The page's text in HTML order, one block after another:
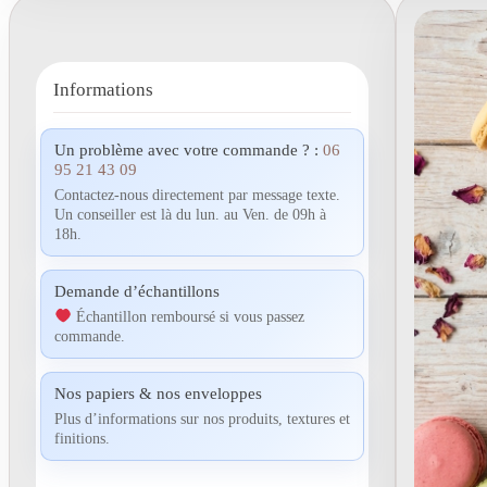
Informations
Un problème avec votre commande ? : 06
95 21 43 09
Contactez-nous directement par message texte.
Un conseiller est là du lun. au Ven. de 09h à
18h.
Demande d’échantillons
Échantillon remboursé si vous passez
commande.
Nos papiers & nos enveloppes
Plus d’informations sur nos produits, textures et
finitions.